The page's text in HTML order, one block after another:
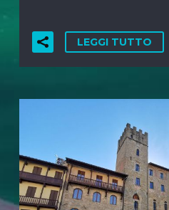
LEGGI TUTTO